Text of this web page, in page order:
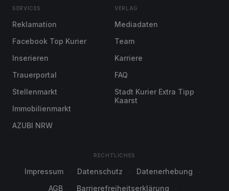
SERVICES
Reklamation
Facebook Top Kurier
Inserieren
Trauerportal
Stellenmarkt
Immobilienmarkt
AZUBI NRW
VERLAG
Mediadaten
Team
Karriere
FAQ
Stadt Kurier Extra Tipp
Kaarst
RECHTLICHES
Impressum Datenschutz
Datenerhebung
AGB
Barrierefreiheitserklärung